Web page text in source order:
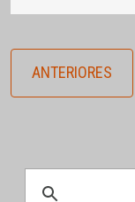
ANTERIORES